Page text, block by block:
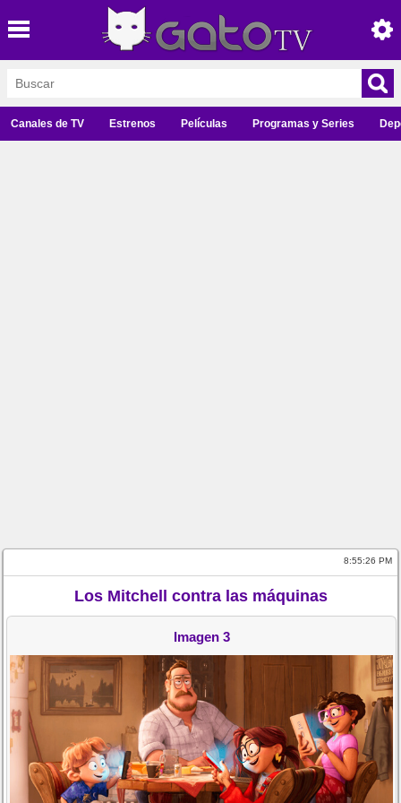
Canales de TV Estrenos Películas Programas y Series
8:55:26 PM
Los Mitchell contra las máquinas
Imagen 3